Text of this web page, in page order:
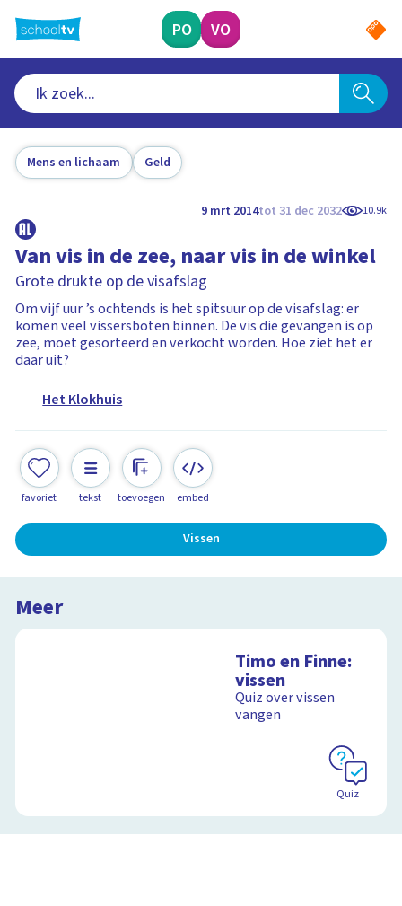
naar
hoofdinhoud
PO VO
Mens en lichaam Geld
9 mrt 2014tot 31 dec 2032 10.9k
Van vis in de zee, naar vis in de winkel
Grote drukte op de visafslag
Om vijf uur ’s ochtends is het spitsuur op de visafslag: er
komen veel vissersboten binnen. De vis die gevangen is op
zee, moet gesorteerd en verkocht worden. Hoe ziet het er
daar uit?
Het Klokhuis
favoriet tekst toevoegen embed
Vissen
Meer
Timo en Finne:
vissen
Quiz over vissen
vangen
Quiz